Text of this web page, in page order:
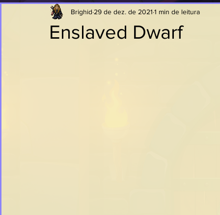
Enslaved Dwarf
Brighid 29 de dez. de 2021 1 min de leitura